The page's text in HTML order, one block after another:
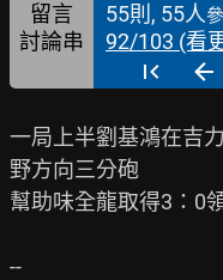
留言
55則, 55人
討論串 92/103 (看
一局上半劉基鴻在吉
野方向三分砲
幫助味全龍取得3：0
--